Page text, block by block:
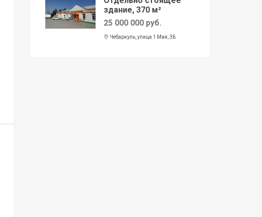
здание, 370 м²
25 000 000 руб.
Чебаркуль, улица 1 Мая, 3Б